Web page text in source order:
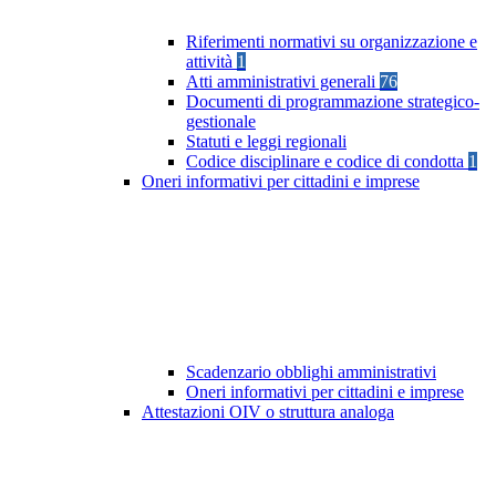
Riferimenti normativi su organizzazione e
attività 1
Atti amministrativi generali 76
Documenti di programmazione strategico-
gestionale
Statuti e leggi regionali
Codice disciplinare e codice di condotta 1
Oneri informativi per cittadini e imprese
Scadenzario obblighi amministrativi
Oneri informativi per cittadini e imprese
Attestazioni OIV o struttura analoga